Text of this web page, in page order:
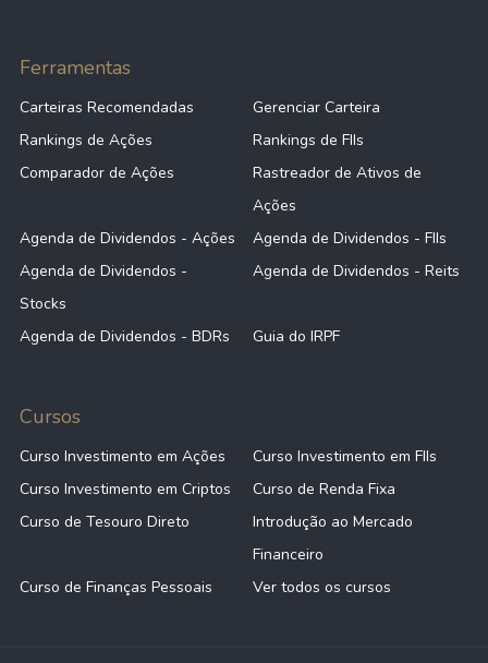
Ferramentas
Carteiras Recomendadas
Gerenciar Carteira
Rankings de Ações
Rankings de FIIs
Comparador de Ações
Rastreador de Ativos de
Ações
Agenda de Dividendos - Ações
Agenda de Dividendos - FIIs
Agenda de Dividendos -
Stocks
Agenda de Dividendos - Reits
Agenda de Dividendos - BDRs Guia do IRPF
Cursos
Curso Investimento em Ações
Curso Investimento em FIIs
Curso Investimento em Criptos
Curso de Renda Fixa
Curso de Tesouro Direto
Introdução ao Mercado
Financeiro
Curso de Finanças Pessoais
Ver todos os cursos